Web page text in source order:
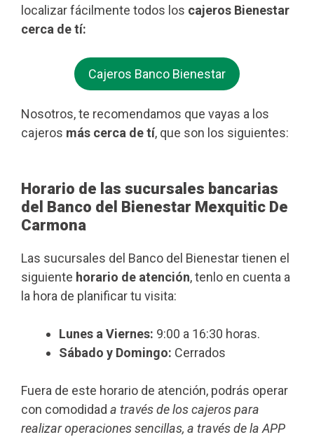
localizar fácilmente todos los cajeros Bienestar
cerca de tí:
Cajeros Banco Bienestar
Nosotros, te recomendamos que vayas a los
cajeros más cerca de tí, que son los siguientes:
Horario de las sucursales bancarias
del Banco del Bienestar Mexquitic De
Carmona
Las sucursales del Banco del Bienestar tienen el
siguiente horario de atención, tenlo en cuenta a
la hora de planificar tu visita:
Lunes a Viernes: 9:00 a 16:30 horas.
Sábado y Domingo: Cerrados
Fuera de este horario de atención, podrás operar
con comodidad a través de los cajeros para
realizar operaciones sencillas, a través de la APP